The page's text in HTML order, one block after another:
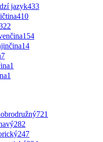
jazyk433
410
154
14
7
1
1
721
282
247